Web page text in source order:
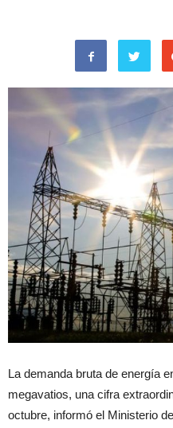
La demanda bruta de energía
megavatios, una cifra
octubre, informó el Ministerio